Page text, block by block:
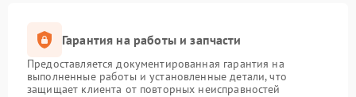
Гарантия на работы и запчасти
Предоставляется документированная гарантия на
выполненные работы и установленные детали, что
защищает клиента от повторных неисправностей